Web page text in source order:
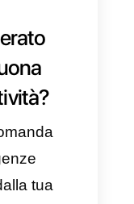
da
di